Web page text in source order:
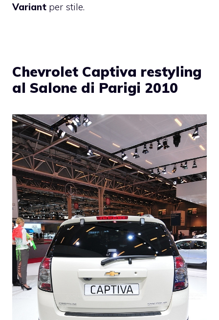
Variant per stile.
Chevrolet Captiva restyling
al Salone di Parigi 2010